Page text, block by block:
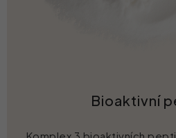
Bioaktivní